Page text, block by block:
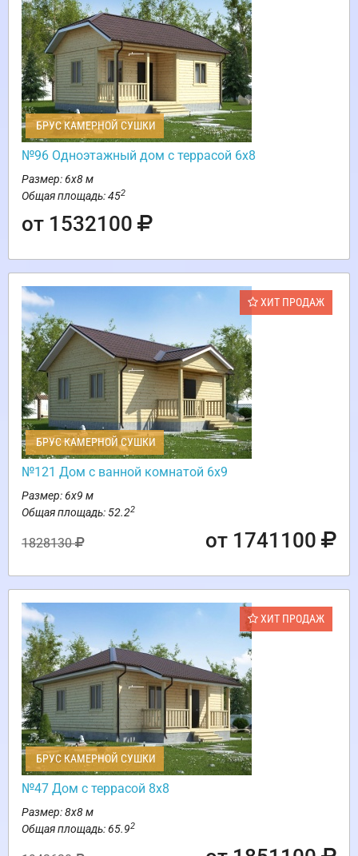
БРУС КАМЕРНОЙ СУШКИ
№96 Одноэтажный дом с террасой 6х8
Размер: 6х8 м
Общая площадь: 452
от 1532100
ХИТ ПРОДАЖ
БРУС КАМЕРНОЙ СУШКИ
№121 Дом с ванной комнатой 6х9
Размер: 6х9 м
Общая площадь: 52.22
1828130 от 1741100
ХИТ ПРОДАЖ
БРУС КАМЕРНОЙ СУШКИ
№47 Дом с террасой 8х8
Размер: 8х8 м
Общая площадь: 65.92